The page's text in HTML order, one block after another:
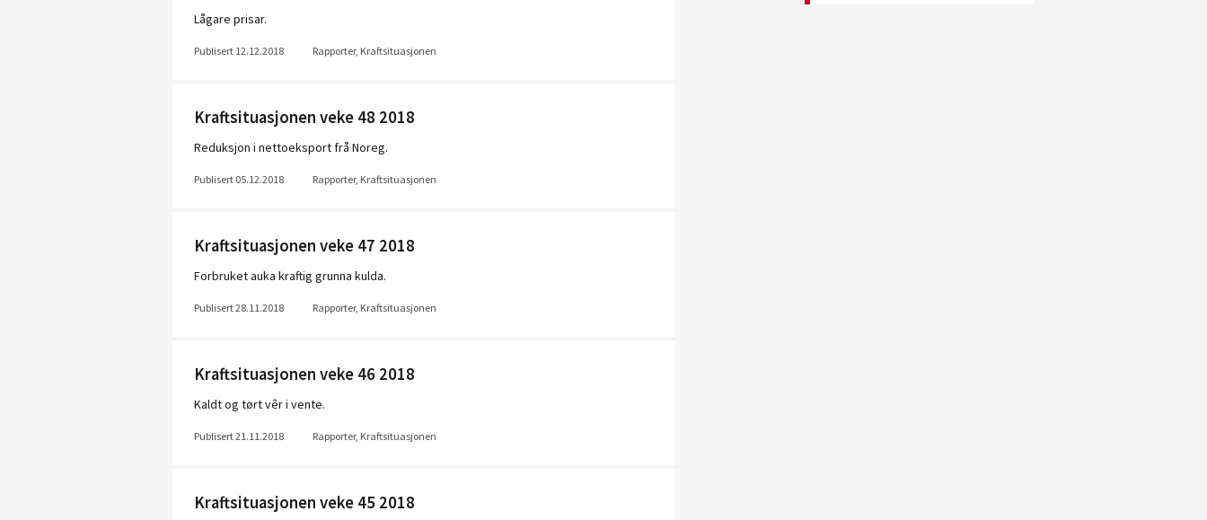
Lågare prisar.
Publisert 12.12.2018 Rapporter, Kraftsituasjonen
Kraftsituasjonen veke 48 2018
Reduksjon i nettoeksport frå Noreg.
Publisert 05.12.2018 Rapporter, Kraftsituasjonen
Kraftsituasjonen veke 47 2018
Forbruket auka kraftig grunna kulda.
Publisert 28.11.2018 Rapporter, Kraftsituasjonen
Kraftsituasjonen veke 46 2018
Kaldt og tørt vêr i vente.
Publisert 21.11.2018 Rapporter, Kraftsituasjonen
Kraftsituasjonen veke 45 2018